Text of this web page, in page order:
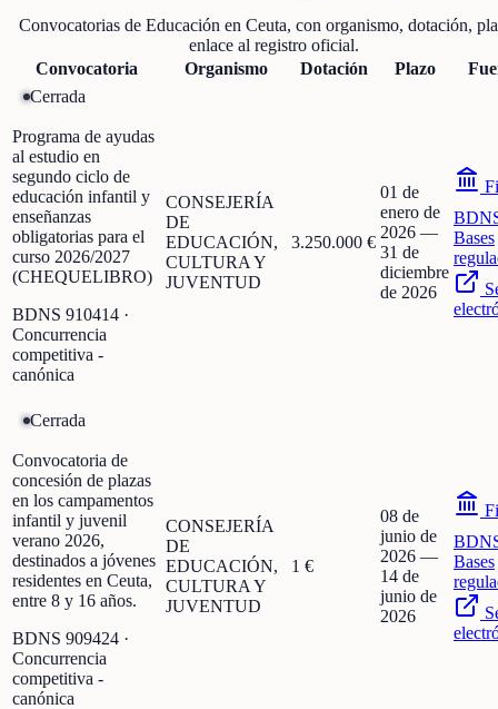
Convocatorias de Educación en Ceuta, con organismo, dotación,
enlace al registro oficial.
Convocatoria
Organismo Dotación Plazo
Cerrada
Programa de ayudas
al estudio en
segundo ciclo de
educación infantil y
enseñanzas
obligatorias para el
curso 2026/2027
(CHEQUELIBRO)
BDNS 910414 ·
Concurrencia
competitiva -
canónica
CONSEJERÍA
DE
EDUCACIÓN,
CULTURA Y
JUVENTUD
3.250.000 €
01 de
enero de
2026 —
31 de
diciembre
de 2026
Bases
Cerrada
Convocatoria de
concesión de plazas
en los campamentos
infantil y juvenil
verano 2026,
destinados a jóvenes
residentes en Ceuta,
entre 8 y 16 años.
BDNS 909424 ·
Concurrencia
competitiva -
canónica
CONSEJERÍA
DE
EDUCACIÓN,
CULTURA Y
JUVENTUD
1 €
08 de
junio de
2026 —
14 de
junio de
2026
Bases